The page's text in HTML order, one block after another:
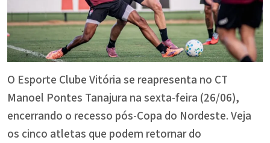
O Esporte Clube Vitória se reapresenta no CT
Manoel Pontes Tanajura na sexta-feira (26/06),
encerrando o recesso pós-Copa do Nordeste. Veja
os cinco atletas que podem retornar do